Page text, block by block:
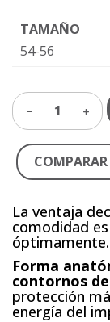
TAMAÑO
54-56
1
COMPARAR
La ventaja
comodidad es
óptimamente.
Forma
contornos
protección
energía del